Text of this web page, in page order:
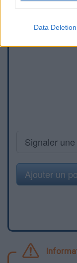
Data Deletion
Signaler
Ajouter un